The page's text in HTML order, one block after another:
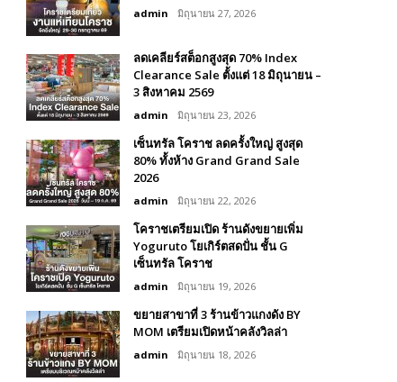
admin มิถุนายน 27, 2026
ลดเคลียร์สต็อกสูงสุด 70% Index
Clearance Sale ตั้งแต่ 18 มิถุนายน –
3 สิงหาคม 2569
admin มิถุนายน 23, 2026
เซ็นทรัล โคราช ลดครั้งใหญ่ สูงสุด
80% ทั้งห้าง Grand Grand Sale
2026
admin มิถุนายน 22, 2026
โคราชเตรียมเปิด ร้านดังขยายเพิ่ม
Yoguruto โยเกิร์ตสดปั่น ชั้น G
เซ็นทรัล โคราช
admin มิถุนายน 19, 2026
ขยายสาขาที่ 3 ร้านข้าวแกงดัง BY
MOM เตรียมเปิดหน้าคลังวิลล่า
admin มิถุนายน 18, 2026